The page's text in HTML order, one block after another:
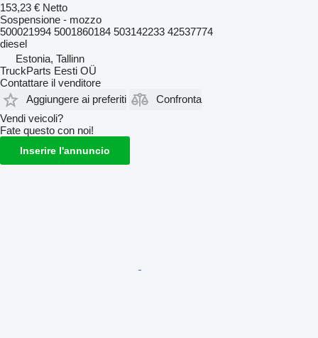
153,23 € Netto
Sospensione - mozzo
500021994 5001860184 503142233 42537774
diesel
Estonia, Tallinn
TruckParts Eesti OÜ
Contattare il venditore
Aggiungere ai preferiti
Confronta
Vendi veicoli?
Fate questo con noi!
Inserire l'annuncio